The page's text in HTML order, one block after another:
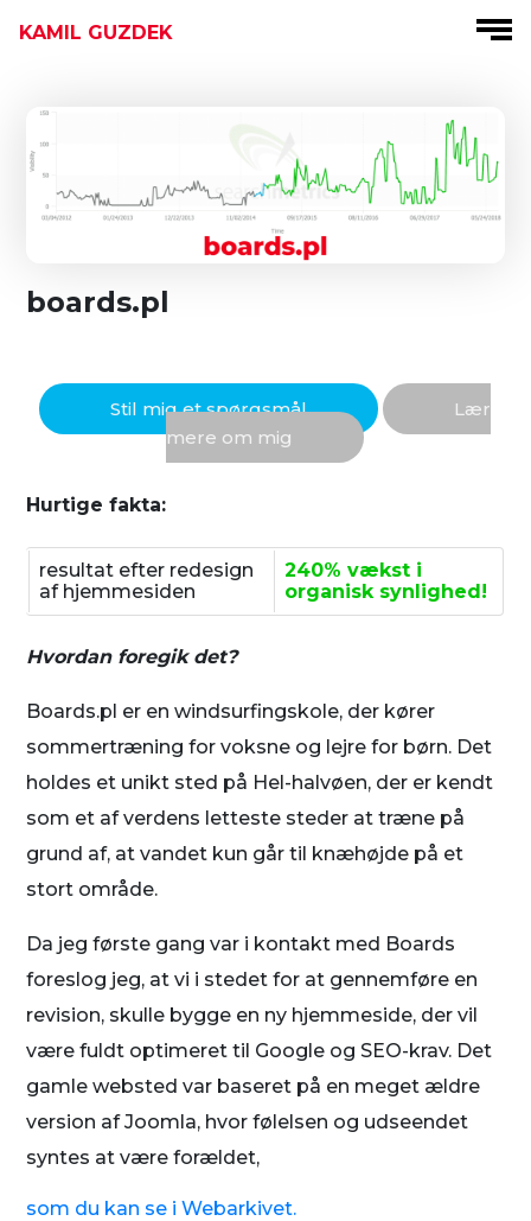
KAMIL GUZDEK
boards.pl
Stil mig et spørgsmål
Lær
mere om mig
Hurtige fakta:
resultat efter redesign
af hjemmesiden
240% vækst i
organisk synlighed!
Hvordan foregik det?
Boards.pl er en windsurfingskole, der kører
sommertræning for voksne og lejre for børn. Det
holdes et unikt sted på Hel-halvøen, der er kendt
som et af verdens letteste steder at træne på
grund af, at vandet kun går til knæhøjde på et
stort område.
Da jeg første gang var i kontakt med Boards
foreslog jeg, at vi i stedet for at gennemføre en
revision, skulle bygge en ny hjemmeside, der vil
være fuldt optimeret til Google og SEO-krav. Det
gamle websted var baseret på en meget ældre
version af Joomla, hvor følelsen og udseendet
syntes at være forældet,
som du kan se i Webarkivet.